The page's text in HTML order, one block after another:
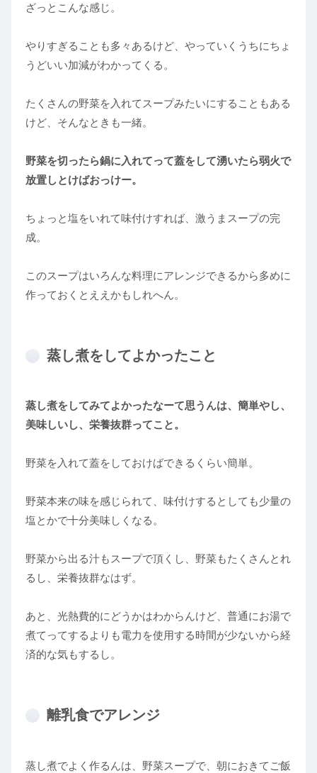
ざっとこんな感じ。
やりすぎることも多々あるけど、やっていくうちにちょ
うどいい加減がわかってくる。
たくさんの野菜を入れてスープみたいにすることもある
けど、そんなときも一緒。
野菜を切ったら鍋に入れてって蓋をして湧いたら弱火で
放置しとけばおっけー。
ちょっと塩をいれて味付けすれば、激うまスープの完
成。
このスープはいろんな料理にアレンジできるから多めに
作っておくとええかもしれへん。
蒸し煮をしてよかったこと
蒸し煮をしてみてよかったなーて思うんは、簡単やし、
美味しいし、栄養抜群ってこと。
野菜を入れて蓋をしておけばできるくらい簡単。
野菜本来の味を感じられて、味付けするとしても少量の
塩とかで十分美味しくなる。
野菜から出る汁もスープで頂くし、野菜もたくさんとれ
るし、栄養抜群なはず。
あと、光熱費的にどうかはわからんけど、普通にお湯で
煮てってするよりも電力を使用する時間が少ないから経
済的な気もするし。
離乳食でアレンジ
蒸し煮でよく作るんは、野菜スープで、朝におきてご飯